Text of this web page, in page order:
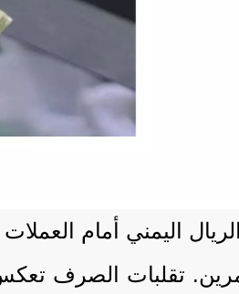
اليمني أمام العملات
تقلبات الصرف